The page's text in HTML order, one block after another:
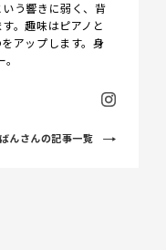
う響きに弱く、背
。趣味はピアノと
アップします。身
んさんの記事一覧